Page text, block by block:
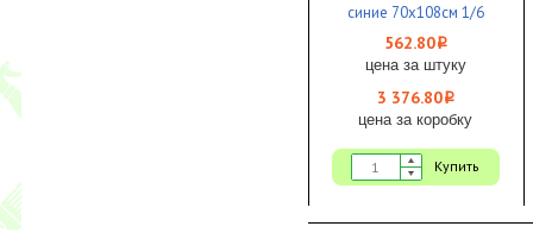
синие 70х108см 1/6
562.80i
цена за штуку
3 376.80i
цена за коробку
Купить